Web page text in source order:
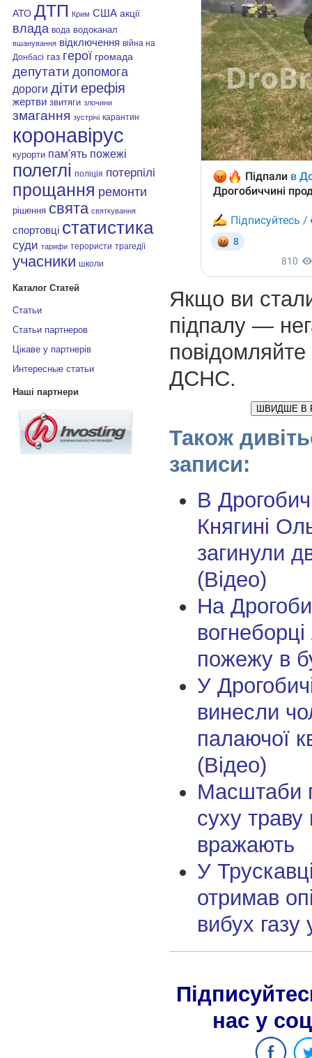
АТО ДТП Крим США акції
влада вода водоканал
вшанування відключення війна на
Донбасі газ герої громада
депутати допомога
дороги діти ерефія
жертви звитяги злочини
змагання зустрічі карантин
коронавірус
курорти пам'ять пожежі
полеглі поліція потерпілі
прощання ремонти
рішення свята святкування
спортовці статистика
суди тарифи терористи трагедії
учасники школи
Каталог Статей
Статьи
Статьи партнеров
Цікаве у партнерів
Интересные статьи
Наші партнери
Якщо ви
підпалу —
повідомляйте
ДСНС.
ШВИДШЕ В
Також
записи:
В
Княгині
загинули
(Відео)
На
вогнеборці
пожежу в
У
винесли
палаючої
(Відео)
Масштаби
суху траву
вражають
У
отримав
вибух газу
нас у